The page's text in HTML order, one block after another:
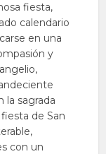
fiesta,
calendario
en una
y
la sagrada
de San
con un